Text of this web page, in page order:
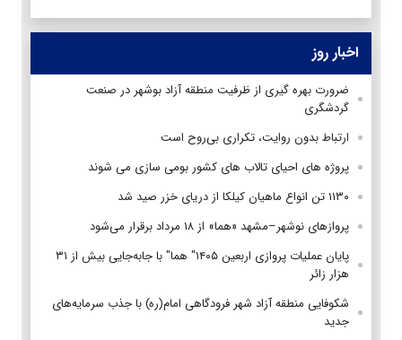
اخبار روز
ضرورت بهره گیری از ظرفیت منطقه آزاد بوشهر در صنعت
گردشگری
ارتباط بدون روایت، تکراری بی‌روح است
پروژه های احیای تالاب های کشور بومی سازی می شوند
۱۱۳۰ تن انواع ماهیان کیلکا از دریای خزر صید شد
پروازهای نوشهر–مشهد «هما» از ۱۸ مرداد برقرار می‌شود
پایان عملیات پروازی اربعین ۱۴۰۵" هما" با جابه‌جایی بیش از ۳۱
هزار زائر
شکوفایی منطقه آزاد شهر فرودگاهی امام(ره) با جذب سرمایه‌های
جدید